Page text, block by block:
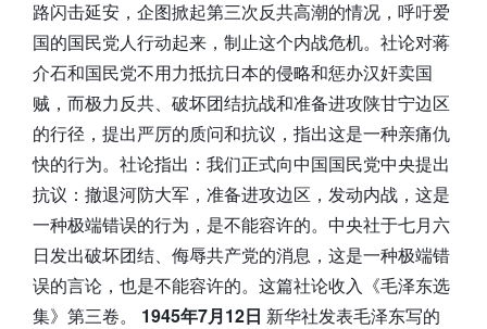
路闪击延安，企图掀起第三次反共高潮的情况，呼吁爱
国的国民党人行动起来，制止这个内战危机。社论对蒋
介石和国民党不用力抵抗日本的侵略和惩办汉奸卖国
贼，而极力反共、破坏团结抗战和准备进攻陕甘宁边区
的行径，提出严厉的质问和抗议，指出这是一种亲痛仇
快的行为。社论指出：我们正式向中国国民党中央提出
抗议：撤退河防大军，准备进攻边区，发动内战，这是
一种极端错误的行为，是不能容许的。中央社于七月六
日发出破坏团结、侮辱共产党的消息，这是一种极端错
误的言论，也是不能容许的。这篇社论收入《毛泽东选
集》第三卷。 1945年7月12日 新华社发表毛泽东写的